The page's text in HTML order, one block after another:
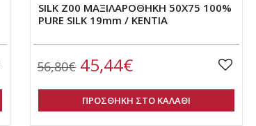
SILK Z00 ΜΑΞΙΛΑΡΟΘΗΚΗ 50Χ75 100%
PURE SILK 19mm / KENTIA
56,80€45,44€
ΠΡΟΣΘΗΚΗ ΣΤΟ ΚΑΛΑΘΙ